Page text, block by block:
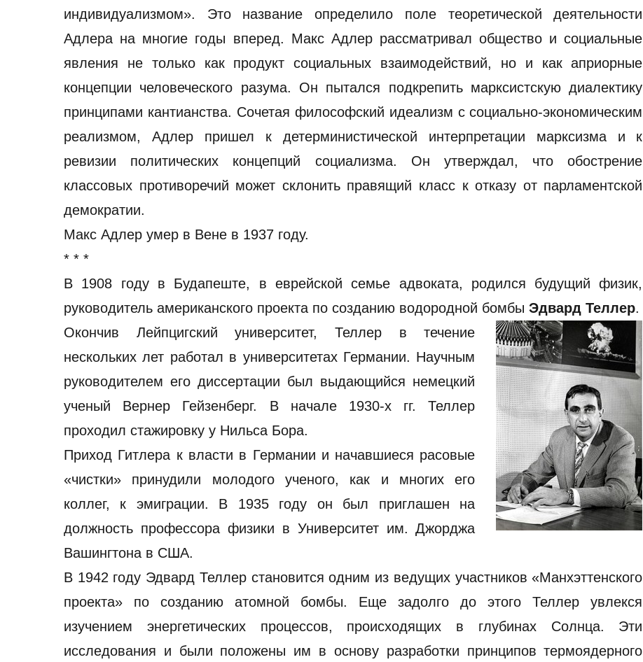
индивидуализмом». Это название определило поле теоретической деятельности
Адлера на многие годы вперед. Макс Адлер рассматривал общество и социальные
явления не только как продукт социальных взаимодействий, но и как априорные
концепции человеческого разума. Он пытался подкрепить марксистскую диалектику
принципами кантианства. Сочетая философский идеализм с социально-экономическим
реализмом, Адлер пришел к детерминистической интерпретации марксизма и к
ревизии политических концепций социализма. Он утверждал, что обострение
классовых противоречий может склонить правящий класс к отказу от парламентской
демократии.
Макс Адлер умер в Вене в 1937 году.
* * *
В 1908 году в Будапеште, в еврейской семье адвоката, родился будущий физик,
руководитель американского проекта по созданию водородной бомбы Эдвард Теллер.
Окончив Лейпцигский университет, Теллер в течение
нескольких лет работал в университетах Германии. Научным
руководителем его диссертации был выдающийся немецкий
ученый Вернер Гейзенберг. В начале 1930-х гг. Теллер
проходил стажировку у Нильса Бора.
Приход Гитлера к власти в Германии и начавшиеся расовые
«чистки» принудили молодого ученого, как и многих его
коллег, к эмиграции. В 1935 году он был приглашен на
должность профессора физики в Университет им. Джорджа
Вашингтона в США.
В 1942 году Эдвард Теллер становится одним из ведущих участников «Манхэттенского
проекта» по созданию атомной бомбы. Еще задолго до этого Теллер увлекся
изучением энергетических процессов, происходящих в глубинах Солнца. Эти
исследования и были положены им в основу разработки принципов термоядерного